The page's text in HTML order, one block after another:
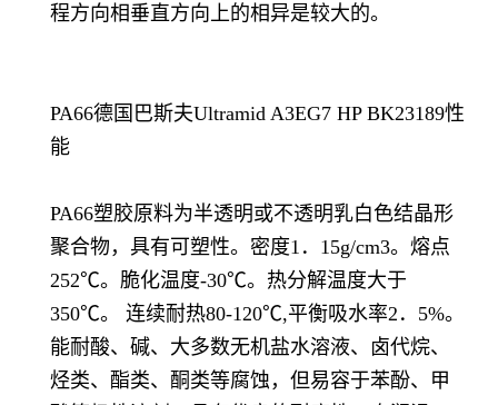
程方向相垂直方向上的相异是较大的。
PA66德国巴斯夫Ultramid A3EG7 HP BK23189性
能
PA66塑胶原料为半透明或不透明乳白色结晶形
聚合物，具有可塑性。密度1．15g/cm3。熔点
252℃。脆化温度-30℃。热分解温度大于
350℃。 连续耐热80-120℃,平衡吸水率2．5%。
能耐酸、碱、大多数无机盐水溶液、卤代烷、
烃类、酯类、酮类等腐蚀，但易容于苯酚、甲